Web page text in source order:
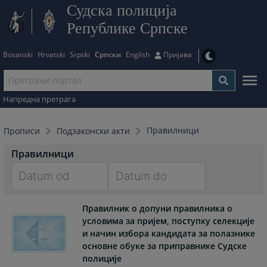
Судска полиција
Републике Српске
Bosanski Hrvatski Srpski Српски English Пријава
Напредна претрага
Прописи Подзаконски акти Правилници
Правилници
interact
with
forward
to
interact
with
the
Правилник о допуни правилника о
условима за пријем, поступку селекције
и начин избора кандидата за полазнике
основне обуке за приправнике Судске
полиције